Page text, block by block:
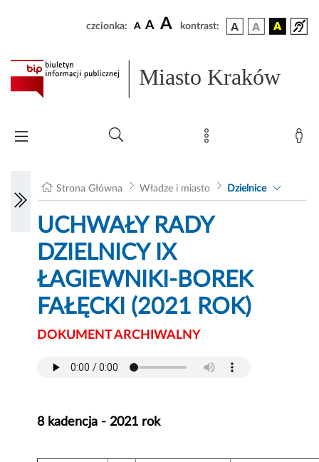
czcionka: A A A kontrast:
Miasto Kraków
Strona Główna Władze i miasto Dzielnice
UCHWAŁY RADY
DZIELNICY IX
ŁAGIEWNIKI-BOREK
FAŁĘCKI (2021 ROK)
DOKUMENT ARCHIWALNY
8 kadencja - 2021 rok